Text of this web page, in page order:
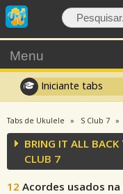
Menu
Iniciante tabs
Tabs de Ukulele S Club 7
BRING IT ALL BACK
CLUB 7
12 Acordes usados na